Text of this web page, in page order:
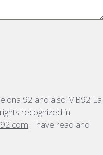
92 and also MB92 La
recognized in
. I have read and